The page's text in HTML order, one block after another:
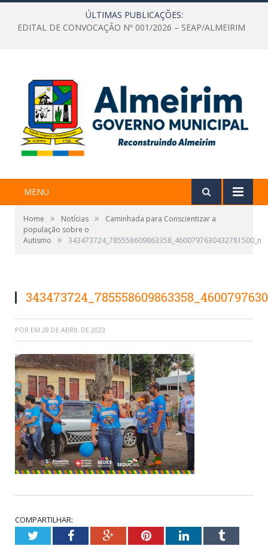
ÚLTIMAS PUBLICAÇÕES:
EDITAL DE CONVOCAÇÃO Nº 001/2026 – SEAP/ALMEIRIM
MENU
Home » Notícias »
Caminhada para Conscientizar a
população sobre o
Autismo
» 343473724_785558609863358_4600797630432781500_n
POR EM 28 DE ABRIL DE 2023
COMPARTILHAR:
TwitterFacebookGoogle+PinterestLinkedInTumblr